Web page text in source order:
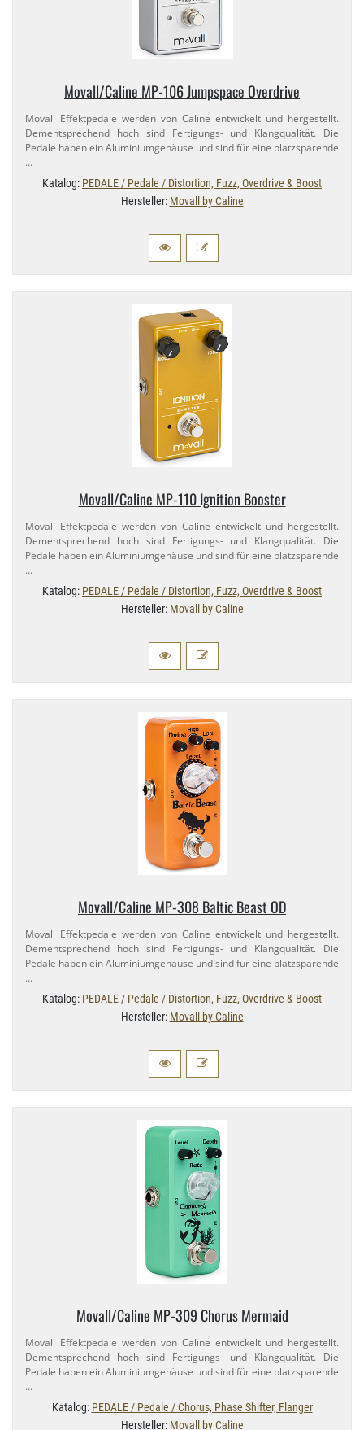
Movall/​Caline MP-​106 Jumpspace Overdrive
Movall Effektpedale werden von Caline entwickelt und hergestellt.
Dementsprechend hoch sind Fertigungs- und Klangqualität. Die
Pedale haben ein Aluminiumgehäuse und sind für eine platzsparende
…
Katalog: PEDALE / Pedale / Distortion, Fuzz, Overdrive & Boost
Hersteller: Movall by Caline
Movall/​Caline MP-​110 Ignition Booster
Movall Effektpedale werden von Caline entwickelt und hergestellt.
Dementsprechend hoch sind Fertigungs- und Klangqualität. Die
Pedale haben ein Aluminiumgehäuse und sind für eine platzsparende
…
Katalog: PEDALE / Pedale / Distortion, Fuzz, Overdrive & Boost
Hersteller: Movall by Caline
Movall/​Caline MP-​308 Baltic Beast OD
Movall Effektpedale werden von Caline entwickelt und hergestellt.
Dementsprechend hoch sind Fertigungs- und Klangqualität. Die
Pedale haben ein Aluminiumgehäuse und sind für eine platzsparende
…
Katalog: PEDALE / Pedale / Distortion, Fuzz, Overdrive & Boost
Hersteller: Movall by Caline
Movall/​Caline MP-​309 Chorus Mermaid
Movall Effektpedale werden von Caline entwickelt und hergestellt.
Dementsprechend hoch sind Fertigungs- und Klangqualität. Die
Pedale haben ein Aluminiumgehäuse und sind für eine platzsparende
…
Katalog: PEDALE / Pedale / Chorus, Phase Shifter, Flanger
Hersteller: Movall by Caline